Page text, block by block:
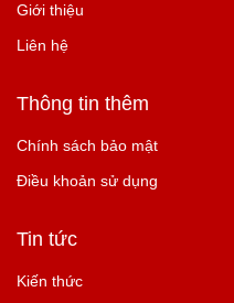
Giới thiệu
Liên hệ
Thông tin thêm
Chính sách bảo mật
Điều khoản sử dụng
Tin tức
Kiến thức